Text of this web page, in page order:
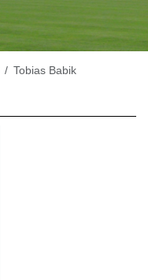
Tobias Babik